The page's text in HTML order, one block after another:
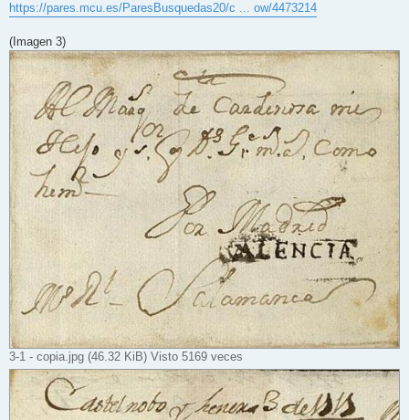
https://pares.mcu.es/ParesBusquedas20/c ... ow/4473214
(Imagen 3)
3-1 - copia.jpg (46.32 KiB) Visto 5169 veces